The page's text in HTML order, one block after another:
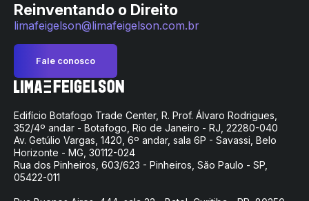
Reinventando o Direito
limafeigelson@limafeigelson.com.br
Fale conosco
Edifício Botafogo Trade Center, R. Prof. Álvaro Rodrigues,
352/4º andar - Botafogo, Rio de Janeiro - RJ, 22280-040
Av. Getúlio Vargas, 1420, 6º andar, sala 6P - Savassi, Belo
Horizonte - MG, 30112-024
Rua dos Pinheiros, 603/623 - Pinheiros, São Paulo - SP,
05422-011